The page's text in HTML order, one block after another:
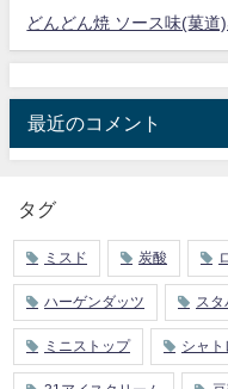
どんどん焼 ソース味(菓道
最近のコメント
タグ
ミスド 炭酸
ハーゲンダッツ スタ
ミニストップ シャト